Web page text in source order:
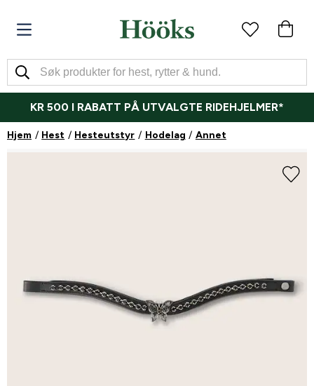
KR 500 I RABATT PÅ UTVALGTE RIDEHJELMER*
Hjem Hest Hesteutstyr Hodelag Annet